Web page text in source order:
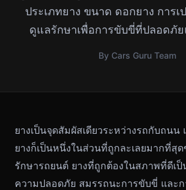
ประเภทยาง ขนาด ดอกยาง การเ
ดูแลรักษาเพื่อการขับขี่ที่ปลอดภั
By Cars Guru Team
ยางเป็นจุดสัมผัสเดียวระหว่างรถกับถนน
ยางก็เป็นหนึ่งในส่วนที่ถูกละเลยมากที่สุด
รักษารถยนต์ ยางที่ถูกต้องในสภาพที่ดีเป็
ความปลอดภัย สมรรถนะการขับขี่ และก